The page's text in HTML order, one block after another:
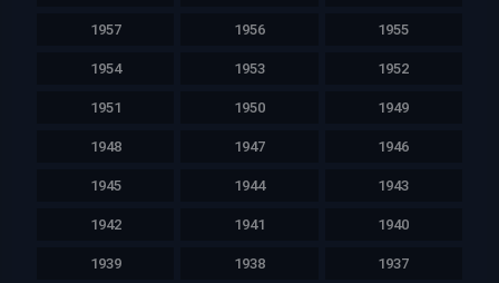
1957 1956 1955
1954 1953 1952
1951 1950 1949
1948 1947 1946
1945 1944 1943
1942 1941 1940
1939 1938 1937